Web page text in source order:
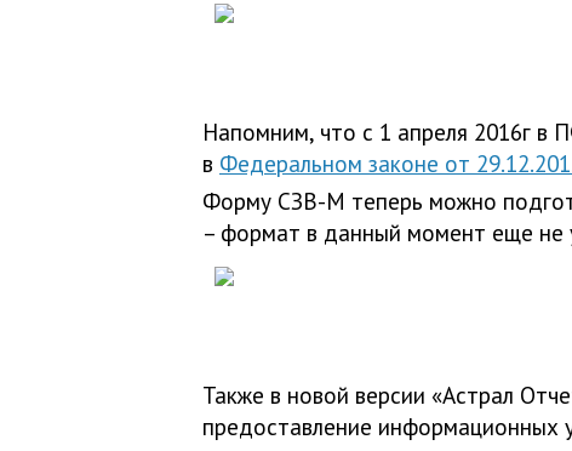
Напомним, что с 1 апреля 2016г в
в Федеральном законе от
Форму СЗВ-М теперь можно
– формат в данный момент еще не
Также в новой версии «Астрал
предоставление информационных